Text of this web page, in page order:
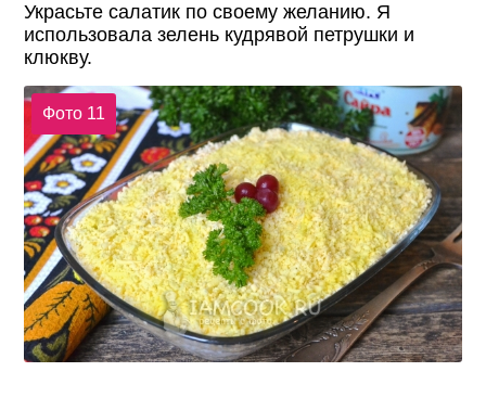
Украсьте салатик по своему желанию. Я
использовала зелень кудрявой петрушки и
клюкву.
Фото 11